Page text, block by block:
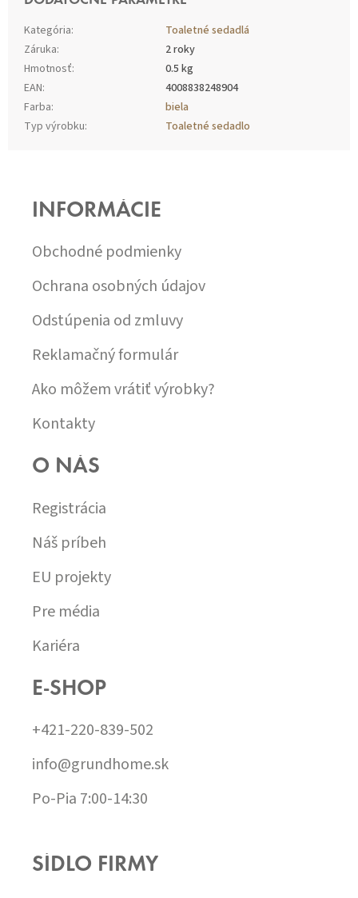
Kategória:
Toaletné sedadlá
Záruka:
2 roky
Hmotnosť:
0.5 kg
EAN:
4008838248904
Farba:
biela
Typ výrobku:
Toaletné sedadlo
INFORMÁCIE
Obchodné podmienky
Ochrana osobných údajov
Odstúpenia od zmluvy
Reklamačný formulár
Ako môžem vrátiť výrobky?
Kontakty
O NÁS
Registrácia
Náš príbeh
EU projekty
Pre média
Kariéra
E-SHOP
+421-220-839-502
info@grundhome.sk
Po-Pia 7:00-14:30
SÍDLO FIRMY